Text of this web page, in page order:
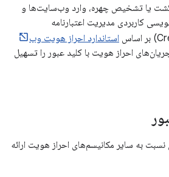
یا تشخیص چهره، وارد وب‌سایت‌ها و
کاربردی مدیریت اعتبارنامه
استاندارد احراز هویت وب
احراز هویت با کلید عبور را تسهیل
نسبت به سایر مکانیسم‌های احراز هویت ارائه